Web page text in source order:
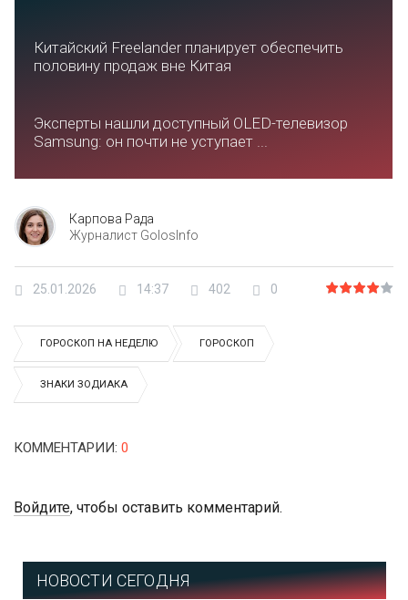
Китайский Freelander планирует обеспечить
половину продаж вне Китая
Эксперты нашли доступный OLED-телевизор
Samsung: он почти не уступает ...
Карпова Рада
Журналист GolosInfo
25.01.2026 14:37 402 0
ГОРОСКОП НА НЕДЕЛЮ ГОРОСКОП
ЗНАКИ ЗОДИАКА
КОММЕНТАРИИ: 0
Войдите, чтобы оставить комментарий.
НОВОСТИ СЕГОДНЯ